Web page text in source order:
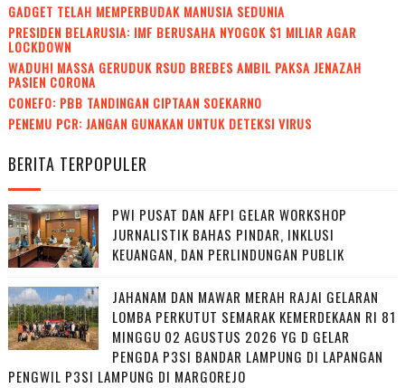
GADGET TELAH MEMPERBUDAK MANUSIA SEDUNIA
PRESIDEN BELARUSIA: IMF BERUSAHA NYOGOK $1 MILIAR AGAR
LOCKDOWN
WADUH! MASSA GERUDUK RSUD BREBES AMBIL PAKSA JENAZAH
PASIEN CORONA
CONEFO: PBB TANDINGAN CIPTAAN SOEKARNO
PENEMU PCR: JANGAN GUNAKAN UNTUK DETEKSI VIRUS
BERITA TERPOPULER
PWI PUSAT DAN AFPI GELAR WORKSHOP
JURNALISTIK BAHAS PINDAR, INKLUSI
KEUANGAN, DAN PERLINDUNGAN PUBLIK
JAHANAM DAN MAWAR MERAH RAJAI GELARAN
LOMBA PERKUTUT SEMARAK KEMERDEKAAN RI 81
MINGGU 02 AGUSTUS 2026 YG D GELAR
PENGDA P3SI BANDAR LAMPUNG DI LAPANGAN
PENGWIL P3SI LAMPUNG DI MARGOREJO